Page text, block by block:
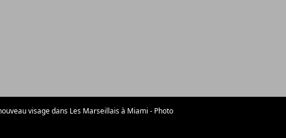
visage dans Les Marseillais à Miami - Photo